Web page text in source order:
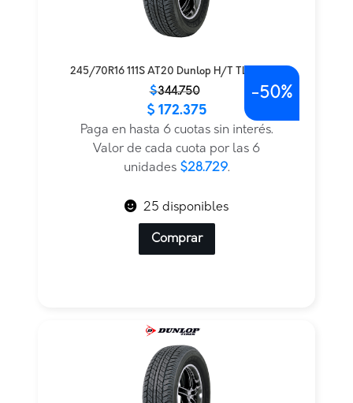
245/70R16 111S AT20 Dunlop H/T TL — THA
$344.750
original
actual
$ 172.375
Paga en hasta 6 cuotas sin interés.
Valor de cada cuota por las 6
unidades $28.729.
-50%
25 disponibles
Comprar